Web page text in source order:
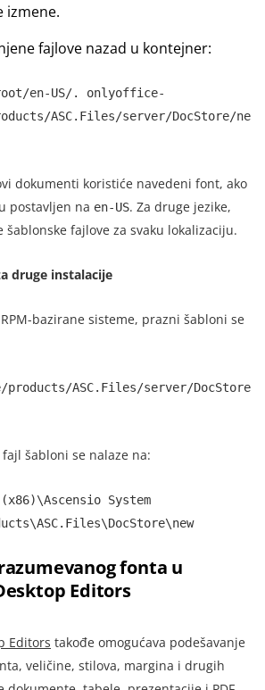
izmene.
fajlove nazad u kontejner:
en-US/. onlyoffice-
ASC.Files/server/DocStore/ne
dokumenti koristiće navedeni font, ako
postavljen na en-US. Za druge jezike,
fajlove za svaku lokalizaciju.
druge instalacije
bazirane sisteme, prazni šabloni se
products/ASC.Files/server/DocStore
šabloni se nalaze na:
System
fonta u
Editors
Editors takođe omogućava podešavanje
veličine, stilova, margina i drugih